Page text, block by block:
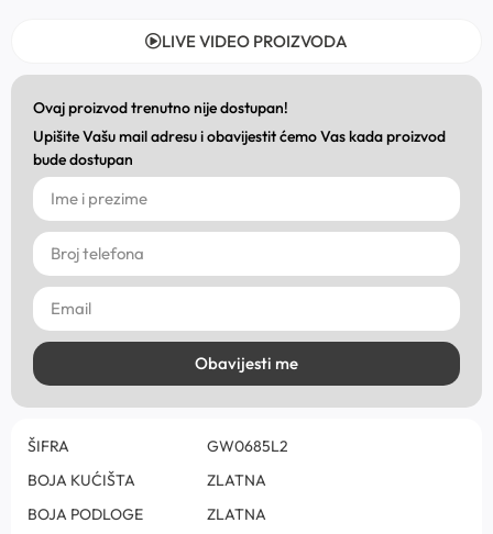
LIVE VIDEO PROIZVODA
Ovaj proizvod trenutno nije dostupan!
Upišite Vašu mail adresu i obavijestit ćemo Vas kada proizvod
bude dostupan
Obavijesti me
ŠIFRA
GW0685L2
BOJA KUĆIŠTA
ZLATNA
BOJA PODLOGE
ZLATNA